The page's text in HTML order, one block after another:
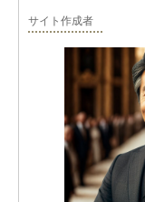
サイト作成者